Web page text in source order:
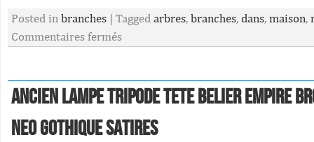
Posted in branches | Tagged arbres, branches, dans, maison,
Commentaires fermés
Ancien Lampe TRIPODE TETE BELIER EMPIRE
Neo Gothique Satires